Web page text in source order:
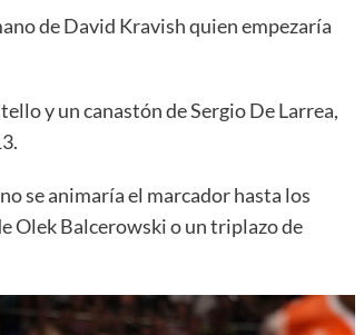
de David Kravish quien empezaría
y un canastón de Sergio De Larrea,
se animaría el marcador hasta los
Olek Balcerowski o un triplazo de